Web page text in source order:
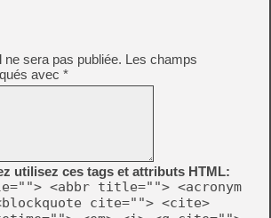
sera pas publiée. Les champs
avec *
utilisez ces tags et attributs HTML:
<abbr title=""> <acronym
cite=""> <cite>